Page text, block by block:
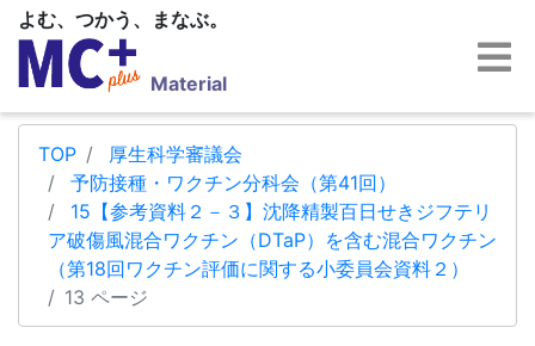
よむ、つかう、まなぶ。
Material
TOP
厚生科学審議会
予防接種・ワクチン分科会（第41回）
15【参考資料２－３】沈降精製百日せきジフテリ
ア破傷風混合ワクチン（DTaP）を含む混合ワクチン
（第18回ワクチン評価に関する小委員会資料２）
13 ページ